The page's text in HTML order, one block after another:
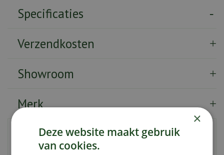
Specificaties
Verzendkosten
Showroom
Merk
Artikelnummer
202419
EAN code
×
Deze website maakt gebruik
van cookies.